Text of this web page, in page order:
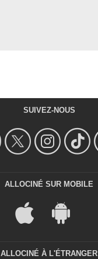
SUIVEZ-NOUS
ALLOCINÉ SUR MOBILE
ALLOCINÉ À L'ÉTRANGER